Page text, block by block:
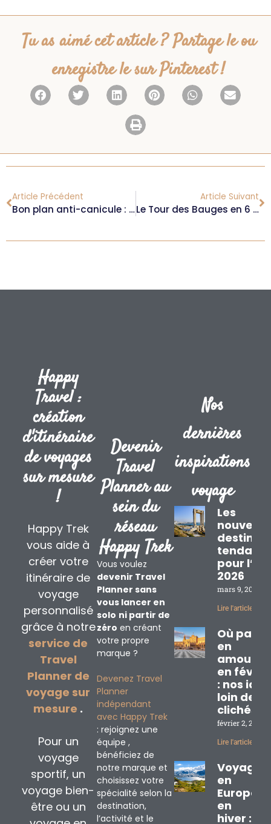
Tu as aimé cet article ? Partage le ou
enregistre le sur Pinterest !
Article Précédent
Bon plan anti-canicule : 5 spots de baignade à découvrir absolument
Article Suivant
Le Tour des Bauges en 6 jours : itinéraire, étapes et conseils !
Happy
Travel :
création
d'itinéraire
de voyages
sur mesure
!
Happy Trek
vous aide à
créer votre
itinéraire de
voyage
personnalisé
grâce à notre
service de
Travel
Planner de
voyage sur
mesure .
Pour un
voyage
sportif, un
voyage bien-
être ou un
Devenir
Travel
Planner au
sein du
réseau
Happy Trek
Vous voulez
devenir Travel
Planner sans
vous lancer en
solo ni partir de
zéro en créant
votre propre
marque ?
Devenez Travel
Planner
indépendant
avec Happy Trek
: rejoignez une
équipe ,
bénéficiez de
notre marque et
choisissez votre
spécialité selon la
destination,
l’activité et le
Nos
dernières
inspirations
voyage
Les
pour
2026
mars 9, 2026
Lire l'article »
Où partir
en
en
: nos
loin des
clichés
février 2, 2026
Lire l'article »
Voyage
en
Europe
en
hiver : 3